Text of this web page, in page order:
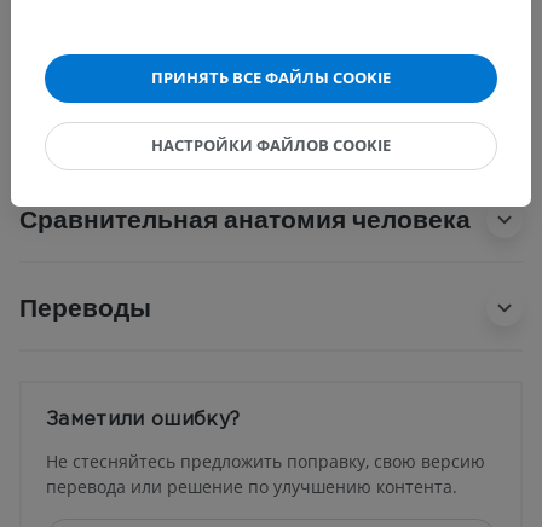
Показать больше
Сравнительная анатомия человека
Переводы
Заметили ошибку?
Не стесняйтесь предложить поправку, свою версию
перевода или решение по улучшению контента.
ПРИНЯТЬ ВСЕ ФАЙЛЫ COOKIE
НАСТРОЙКИ ФАЙЛОВ COOKIE